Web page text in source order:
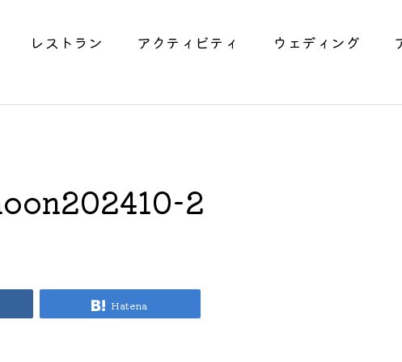
レストラン アクティビティ ウェディング
2
Hatena